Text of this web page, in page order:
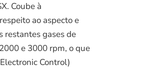
Coube à
ao aspecto e
restantes gases de
e 3000 rpm, o que
Control)